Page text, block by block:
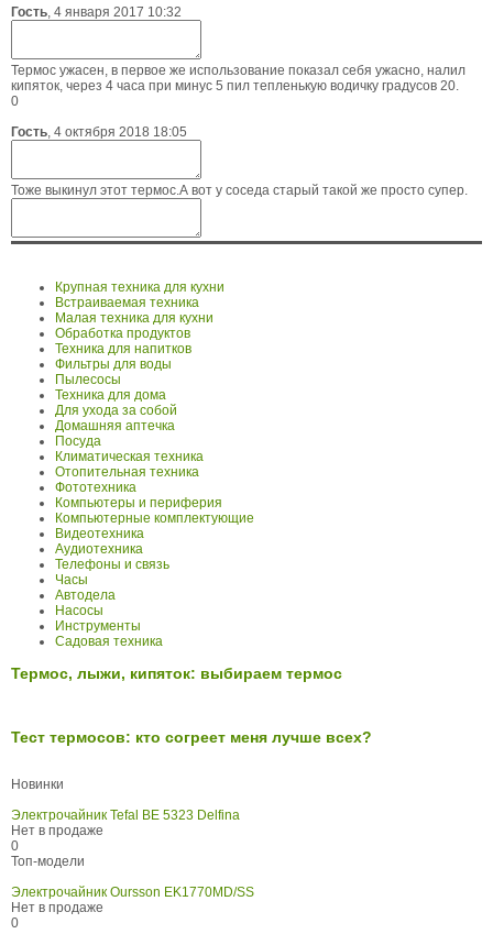
Гость, 4 января 2017 10:32
Термос ужасен, в первое же использование показал себя ужасно, налил
кипяток, через 4 часа при минус 5 пил тепленькую водичку градусов 20.
0
Гость, 4 октября 2018 18:05
Тоже выкинул этот термос.А вот у соседа старый такой же просто супер.
Крупная техника для кухни
Встраиваемая техника
Малая техника для кухни
Обработка продуктов
Техника для напитков
Фильтры для воды
Пылесосы
Техника для дома
Для ухода за собой
Домашняя аптечка
Посуда
Климатическая техника
Отопительная техника
Фототехника
Компьютеры и периферия
Компьютерные комплектующие
Видеотехника
Аудиотехника
Телефоны и связь
Часы
Автодела
Насосы
Инструменты
Садовая техника
Термос, лыжи, кипяток: выбираем термос
Тест термосов: кто согреет меня лучше всех?
Новинки
Электрочайник Tefal BE 5323 Delfina
Нет в продаже
0
Топ-модели
Электрочайник Oursson EK1770MD/SS
Нет в продаже
0